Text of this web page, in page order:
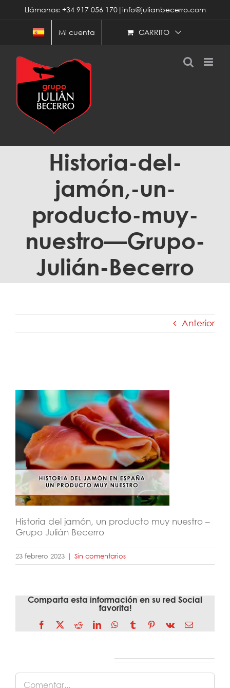
contenido
Llámanos: +34 917 056 170|info@julianbecerro.com
Mi cuenta CARRITO
Historia-del-
jamón,-un-
producto-muy-
nuestro—Grupo-
Julián-Becerro
Anterior
Historia del jamón, un producto muy nuestro –
Grupo Julián Becerro
23 febrero 2023 | Sin comentarios
Comparta esta información en su red Social
favorita!
Facebook
X RedditLinkedInWhatsApp
TumblrPinterest
Vk
Correo
Comentar